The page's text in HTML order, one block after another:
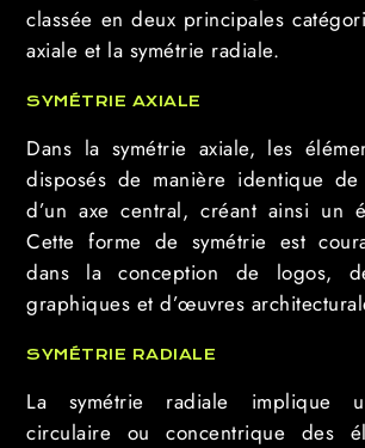
classée en deux principales
axiale et la symétrie radiale.
SYMÉTRIE AXIALE
Dans la symétrie axiale, les
disposés de manière identique
d’un axe central, créant ainsi un
Cette forme de symétrie est
dans la conception de logos,
graphiques et d’œuvres
SYMÉTRIE RADIALE
La symétrie radiale implique
circulaire ou concentrique des